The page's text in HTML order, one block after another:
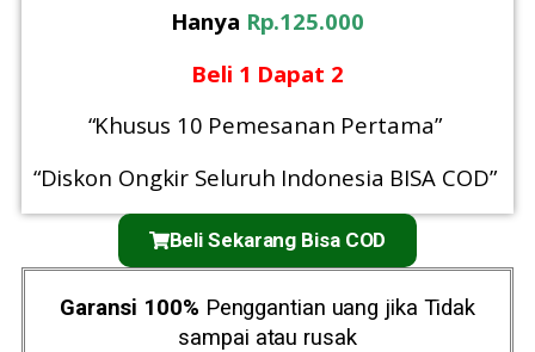
Hanya Rp.125.000
Beli 1 Dapat 2
“Khusus 10 Pemesanan Pertama”
“Diskon Ongkir Seluruh Indonesia BISA COD”
Beli Sekarang Bisa COD
Garansi 100% Penggantian uang jika Tidak
sampai atau rusak